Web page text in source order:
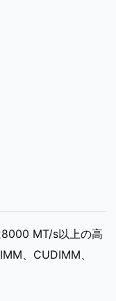
MT/s以上の高
、CUDIMM、